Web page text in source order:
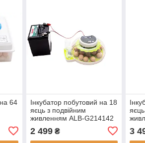
64
Інкубатор побутовий на 18
яєць з подвійним
живленням ALB-G214142
2 499₴ 3